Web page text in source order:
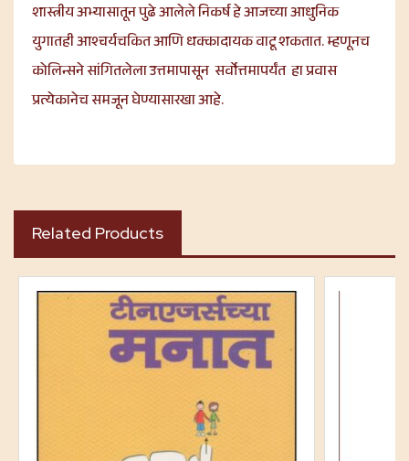
शास्त्रीय अभ्यासातून पुढे आलेले निकर्ष हे आजच्या आधुनिक
युगातही आश्चर्यचकित आणि धक्कादायक वाटू शकतात. म्हणूनच
कोलिन्सने सांगितलेला उत्तमापासून सर्वोत्तमापर्यंत हा प्रवास
प्रत्येकानेच समजून घेण्यासारखा आहे.
Related Products